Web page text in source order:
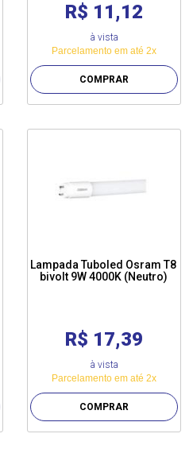
R$ 11,12
à vista
Parcelamento em até 2x
COMPRAR
Lampada Tuboled Osram T8
bivolt 9W 4000K (Neutro)
R$ 17,39
à vista
Parcelamento em até 2x
COMPRAR